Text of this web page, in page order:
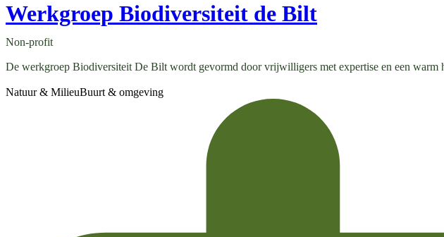
Werkgroep Biodiversiteit de Bilt
Non-profit
De werkgroep Biodiversiteit De Bilt wordt gevormd door vrijwilligers met expertise en een warm
Natuur & MilieuBuurt & omgeving